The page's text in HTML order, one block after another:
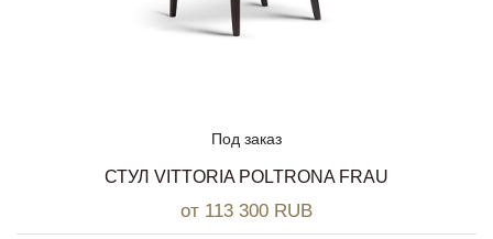
Под заказ
СТУЛ VITTORIA POLTRONA FRAU
от 113 300 RUB